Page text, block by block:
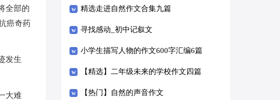
全部的
癌奇药
发生
大难
精选走进自然作文合集九篇
寻找感动_初中记叙文
小学生描写人物的作文600字汇编6篇
【精选】二年级未来的学校作文四篇
【热门】自然的声音作文